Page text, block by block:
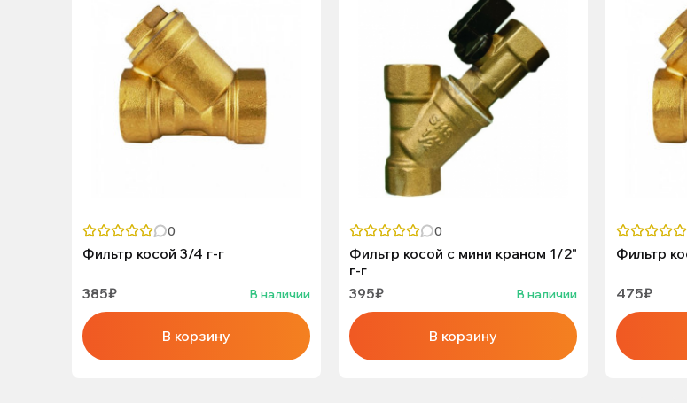
0
Фильтр косой 3/4 г-г
385₽ В наличии
В корзину
0
Фильтр косой с мини краном 1/2"
г-г
395₽
В наличии
В корзину
Фильтр
475₽